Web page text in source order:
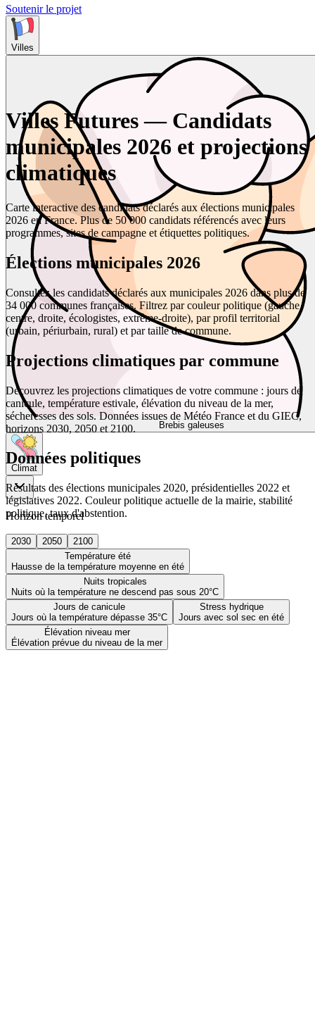
Soutenir le projet
Villes
Brebis galeuses
Climat
Horizon temporel
2030 2050
2100
Température été
Hausse de la température moyenne en été
Nuits tropicales
Nuits où la température ne descend pas sous 20°C
Jours de canicule
Jours où la température dépasse 35°C
Stress hydrique
Jours avec sol sec en été
Élévation niveau mer
Élévation prévue du niveau de la mer
Villes Futures — Candidats
municipales 2026 et projections
climatiques
Carte interactive des candidats déclarés aux élections municipales
2026 en France. Plus de 50 000 candidats référencés avec leurs
programmes, sites de campagne et étiquettes politiques.
Élections municipales 2026
Consultez les candidats déclarés aux municipales 2026 dans plus de
34 000 communes françaises. Filtrez par couleur politique (gauche,
centre, droite, écologistes, extrême-droite), par profil territorial
(urbain, périurbain, rural) et par taille de commune.
Projections climatiques par commune
Découvrez les projections climatiques de votre commune : jours de
canicule, température estivale, élévation du niveau de la mer,
sécheresses des sols. Données issues de Météo France et du GIEC,
horizons 2030, 2050 et 2100.
Données politiques
Résultats des élections municipales 2020, présidentielles 2022 et
législatives 2022. Couleur politique actuelle de la mairie, stabilité
politique, taux d'abstention.